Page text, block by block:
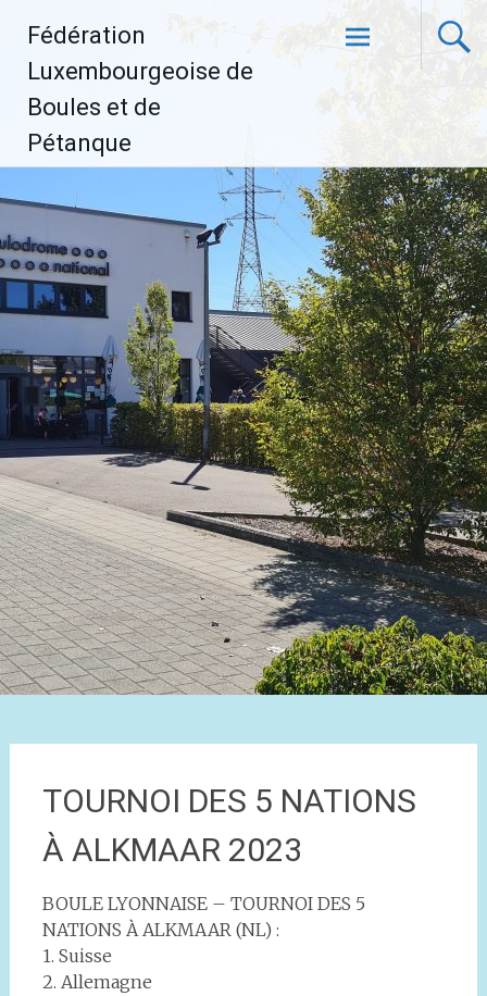
contenu
Fédération
Luxembourgeoise de
Boules et de
Pétanque
TOURNOI DES 5 NATIONS
À ALKMAAR 2023
BOULE LYONNAISE – TOURNOI DES 5
NATIONS À ALKMAAR (NL) :
1. Suisse
2. Allemagne